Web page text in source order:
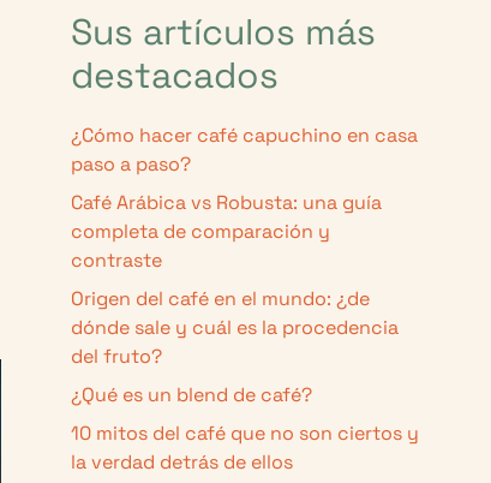
Sus artículos más
destacados
¿Cómo hacer café capuchino en casa
paso a paso?
Café Arábica vs Robusta: una guía
completa de comparación y
contraste
Origen del café en el mundo: ¿de
dónde sale y cuál es la procedencia
del fruto?
¿Qué es un blend de café?
10 mitos del café que no son ciertos y
la verdad detrás de ellos